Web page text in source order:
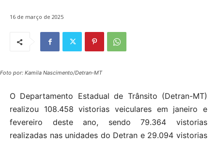
16 de março de 2025
Foto por: Kamila Nascimento/Detran-MT
O Departamento Estadual de Trânsito (Detran-MT)
realizou 108.458 vistorias veiculares em janeiro e
fevereiro deste ano, sendo 79.364 vistorias
realizadas nas unidades do Detran e 29.094 vistorias